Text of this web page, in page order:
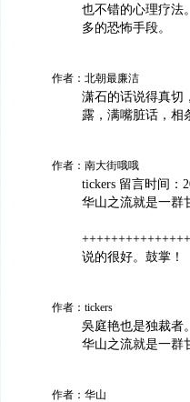
也不错的心理疗法
多的恐怖手段。
作者：北朝最廉洁
潇石的话说得真切
露，满嘴脏话，相
作者：南大街哦哦
tickers 留言时间：
华山之流就是一群
说的很好。鼓掌！
作者：tickers
吳庭艳也是独裁者
华山之流就是一群
作者：华山